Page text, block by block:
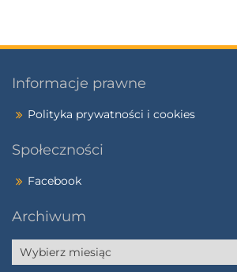
Informacje prawne
Polityka prywatności i cookies
Społeczności
Facebook
Archiwum